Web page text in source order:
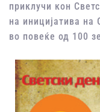
приклучи кон
на иницијатива на
во повеќе од 100